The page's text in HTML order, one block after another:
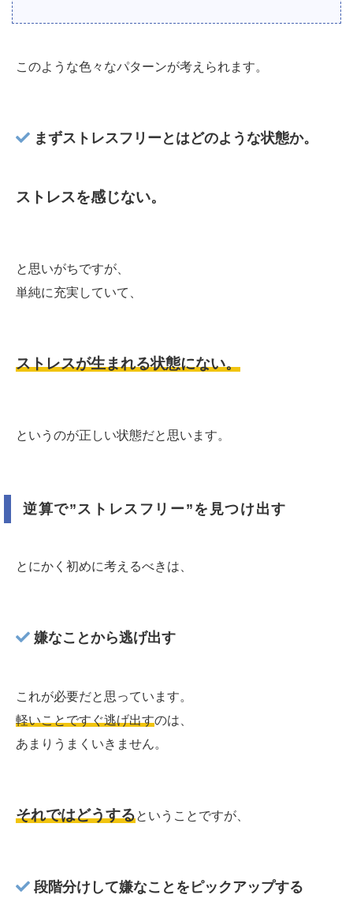
このような色々なパターンが考えられます。
まずストレスフリーとはどのような状態か。
ストレスを感じない。
と思いがちですが、
単純に充実していて、
ストレスが生まれる状態にない。
というのが正しい状態だと思います。
逆算で”ストレスフリー”を見つけ出す
とにかく初めに考えるべきは、
嫌なことから逃げ出す
これが必要だと思っています。
軽いことですぐ逃げ出すのは、
あまりうまくいきません。
それではどうするということですが、
段階分けして嫌なことをピックアップする